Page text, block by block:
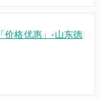
价格优惠」-山东德